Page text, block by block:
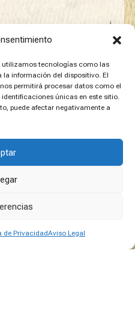
utilizamos tecnologías como las
la información del dispositivo. El
permitirá procesar datos como el
únicas en este sitio.
puede afectar negativamente a
de PrivacidadAviso Legal